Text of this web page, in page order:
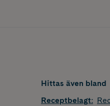
Hittas även bland
Receptbelagt: